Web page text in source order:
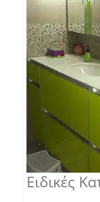
Ειδικές